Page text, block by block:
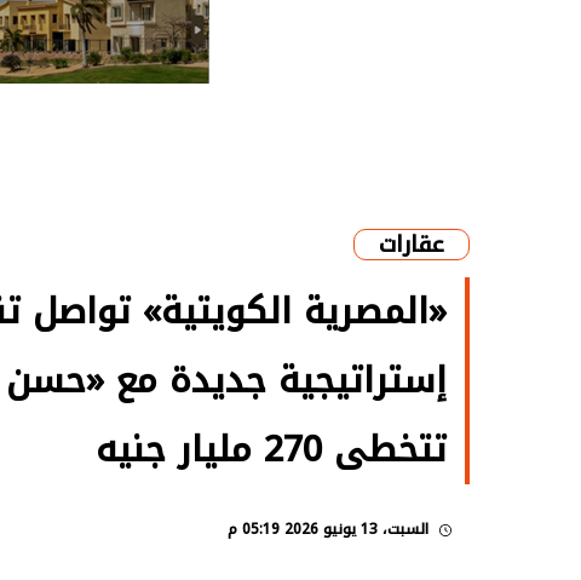
عقارات
«المصرية الكويتية»
إستراتيجية جديدة مع «حسن
تتخطى 270 مليار جنيه
السبت، 13 يونيو 2026 05:19 م